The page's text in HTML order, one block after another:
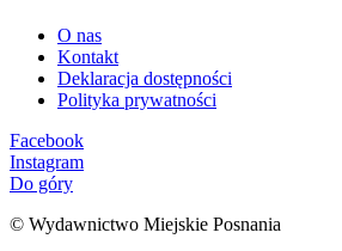
O nas
Kontakt
Deklaracja dostępności
Polityka prywatności
Facebook
Instagram
Do góry
© Wydawnictwo Miejskie Posnania